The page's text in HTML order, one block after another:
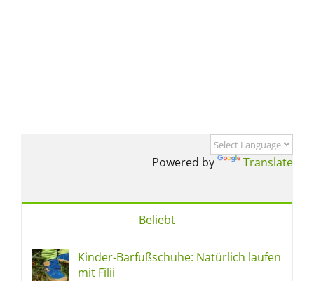
Powered by Translate
Beliebt
Kinder-Barfußschuhe: Natürlich laufen
mit Filii